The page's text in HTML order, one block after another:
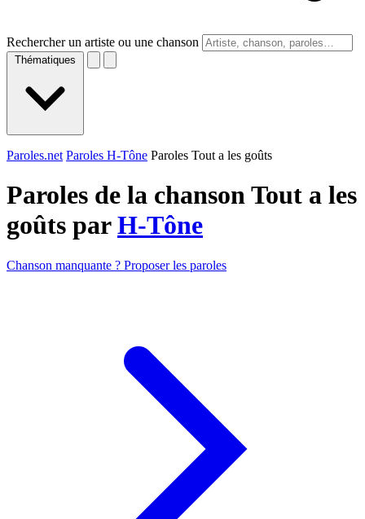
Rechercher un artiste ou une chanson
Thématiques
Paroles.net Paroles H-Tône Paroles Tout a les goûts
Paroles de la chanson Tout a les
goûts parH-Tône
Chanson manquante ? Proposer les paroles